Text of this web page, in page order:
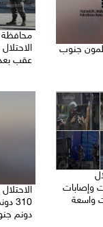
طمون جنوب
عقب
وإصابات
واسعة
دونم